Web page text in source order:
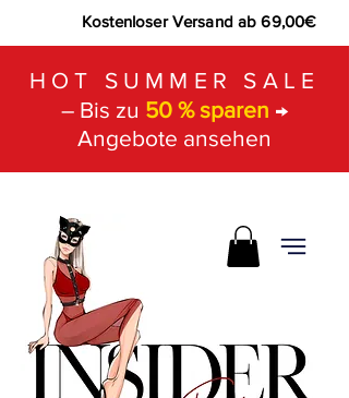
Kostenloser Versand ab 69,00€
HOT SUMMER SALE
– Bis zu 50 % sparen →
Angebote ansehen